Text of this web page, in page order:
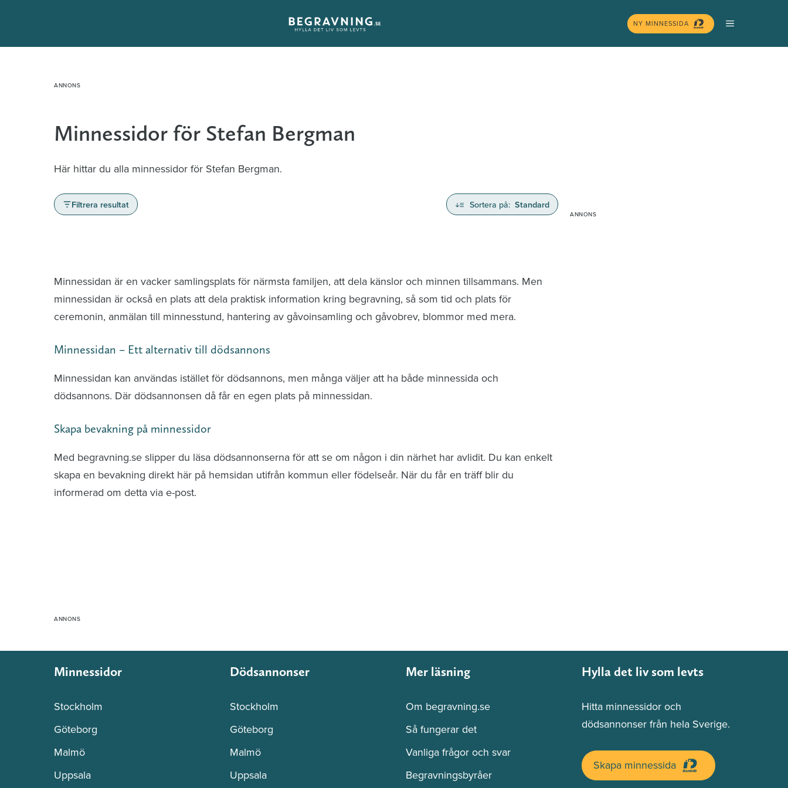
innehåll
NY MINNESSIDA MENY
Minnessidor för Stefan Bergman
Här hittar du alla minnessidor för Stefan Bergman.
Filtrera resultat Sortera på: Standard
Minnessidan är en vacker samlingsplats för närmsta familjen, att dela känslor och minnen tillsammans. Men
minnessidan är också en plats att dela praktisk information kring begravning, så som tid och plats för
ceremonin, anmälan till minnesstund, hantering av gåvoinsamling och gåvobrev, blommor med mera.
Minnessidan – Ett alternativ till dödsannons
Minnessidan kan användas istället för dödsannons, men många väljer att ha både minnessida och
dödsannons. Där dödsannonsen då får en egen plats på minnessidan.
Skapa bevakning på minnessidor
Med begravning.se slipper du läsa dödsannonserna för att se om någon i din närhet har avlidit. Du kan enkelt
skapa en bevakning direkt här på hemsidan utifrån kommun eller födelseår. När du får en träff blir du
informerad om detta via e-post.
Minnessidor
Stockholm
Göteborg
Malmö
Uppsala
Dödsannonser
Stockholm
Göteborg
Malmö
Uppsala
Mer läsning
Om begravning.se
Så fungerar det
Vanliga frågor och svar
Begravningsbyråer
Hylla det liv som levts
Hitta minnessidor och
dödsannonser från hela Sverige.
Skapa minnessida